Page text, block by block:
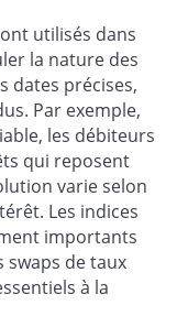
utilisés dans
la nature des
dates précises,
Par exemple,
les débiteurs
qui reposent
varie selon
Les indices
importants
swaps de taux
à la